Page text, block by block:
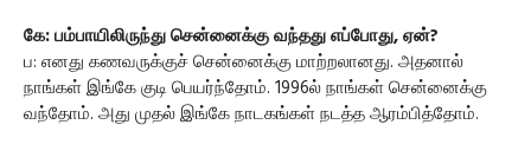
கே: பம்பாயிலிருந்து சென்னைக்கு வந்தது எப்போது, ஏன்?
ப: எனது கணவருக்குச் சென்னைக்கு மாற்றலானது. அதனால்
நாங்கள் இங்கே குடி பெயர்ந்தோம். 1996ல் நாங்கள் சென்னைக்கு
வந்தோம். அது முதல் இங்கே நாடகங்கள் நடத்த ஆரம்பித்தோம்.